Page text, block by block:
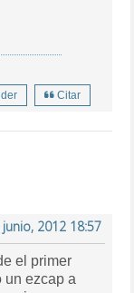
Citar
2012 18:57
el primer
un ezcap a